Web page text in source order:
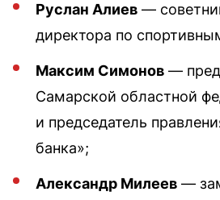
Руслан Алиев —
директора по
Максим Симонов —
Самарской областной
и председатель
банка»;
Александр Милеев —